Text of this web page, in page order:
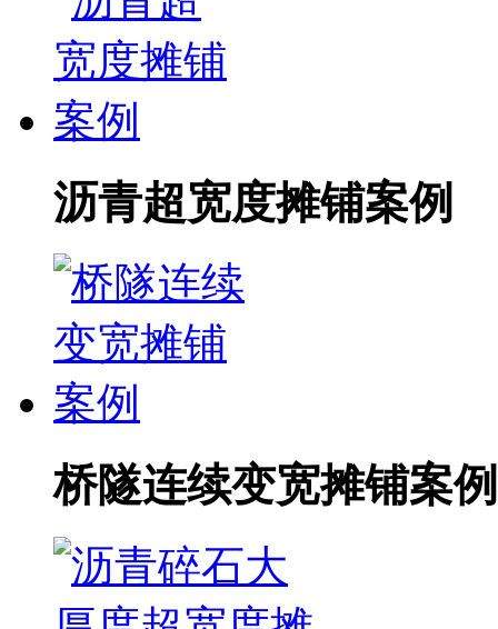
沥青超宽度摊铺案例
桥隧连续变宽摊铺案例